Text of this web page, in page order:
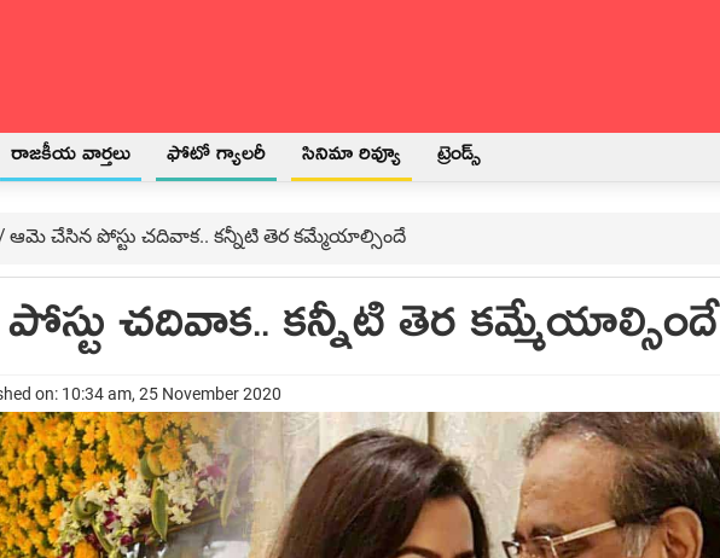
రాజకీయ వార్తలు ఫోటో గ్యాలరీ సినిమా రివ్యూ ట్రెండ్స్
ఆమె చేసిన పోస్టు చదివాక.. కన్నీటి తెర కమ్మేయాల్సిందే
చదివాక.. కన్నీటి తెర కమ్మేయాల్సిందే
on: 10:34 am, 25 November 2020